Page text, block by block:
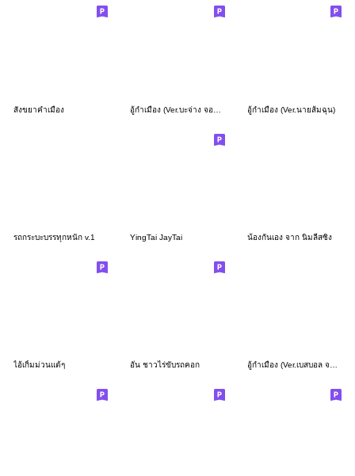
สังขยาคำเมือง อู้กำเมือง (Ver.นายส้มฉุน)
รถกระบะบรรทุกหนัก v.1 YingTai JayTai น้องกันเอง จาก นิ่มลีสซิ่ง
ไอ้เกิ้มม่วนแต้ๆ อั๋น ชาวไร่ขับรถคอก อู้กำเมือง (Ver.เบสบอล จอมซน)